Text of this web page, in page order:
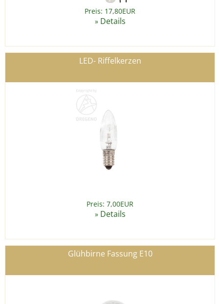
Preis: 17,80EUR
» Details
LED- Riffelkerzen
Preis: 7,00EUR
» Details
Glühbirne Fassung E10